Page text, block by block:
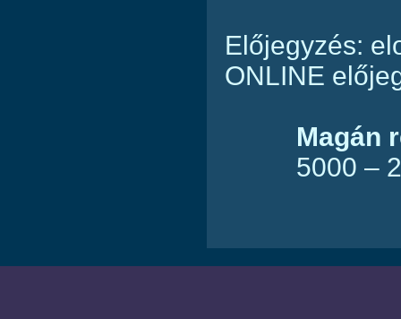
Előjegyzés:
ONLINE
Magán
5000 – 20